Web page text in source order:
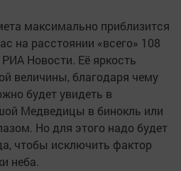
максимально приблизится
на расстоянии «всего» 108
Новости. Её яркость
величины, благодаря чему
будет увидеть в
Медведицы в бинокль или
Но для этого надо будет
чтобы исключить фактор
неба.